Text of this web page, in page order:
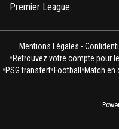
Premier League
Mentions Légales -
•Retrouvez votre compte pour
•PSG transfert•Football•Match en